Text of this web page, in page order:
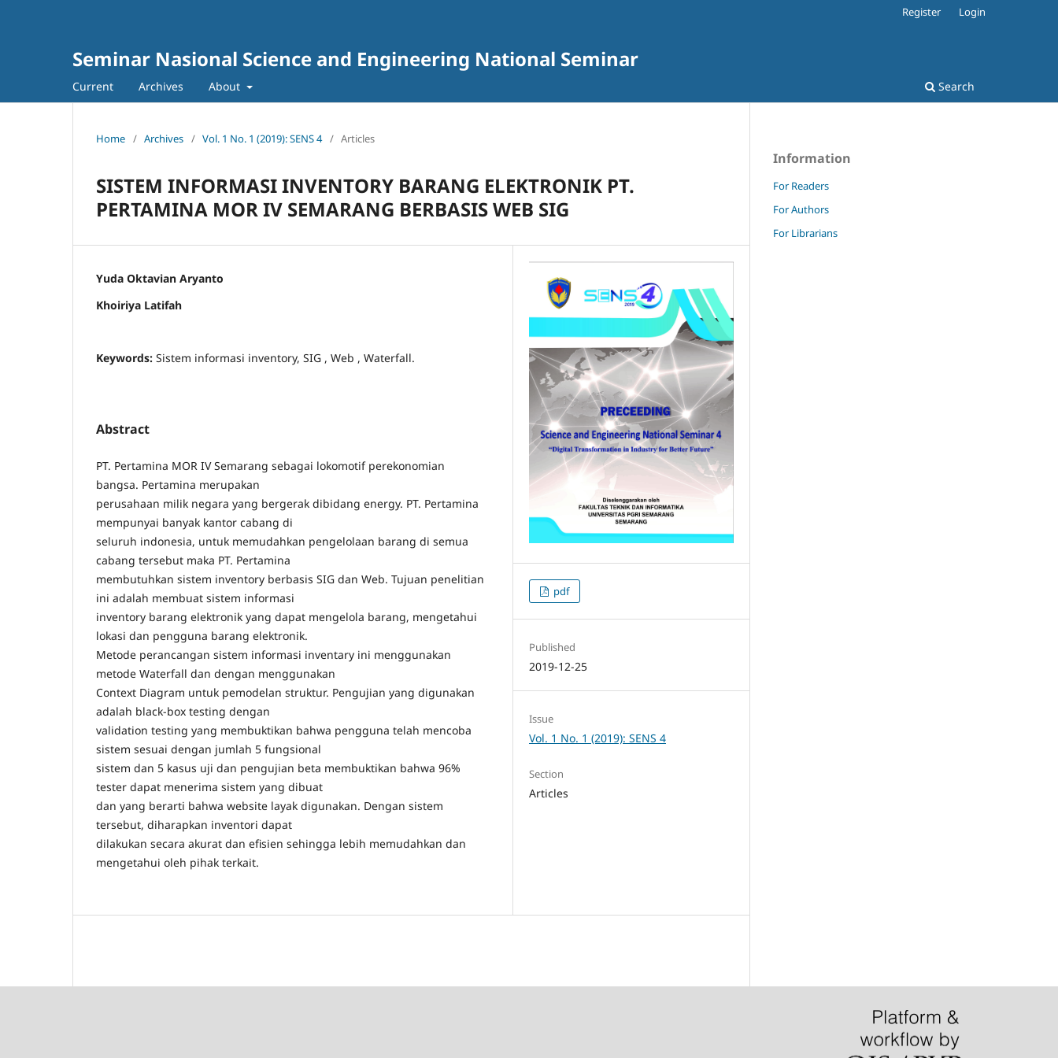
Seminar Nasional Science and Engineering National Seminar
Current Archives About Search
Register Login
Home / Archives / Vol. 1 No. 1 (2019): SENS 4 / Articles
SISTEM INFORMASI INVENTORY BARANG ELEKTRONIK PT.
PERTAMINA MOR IV SEMARANG BERBASIS WEB SIG
Yuda Oktavian Aryanto
Khoiriya Latifah
Keywords: Sistem informasi inventory, SIG , Web , Waterfall.
Abstract
PT. Pertamina MOR IV Semarang sebagai lokomotif perekonomian
bangsa. Pertamina merupakan
perusahaan milik negara yang bergerak dibidang energy. PT. Pertamina
mempunyai banyak kantor cabang di
seluruh indonesia, untuk memudahkan pengelolaan barang di semua
cabang tersebut maka PT. Pertamina
membutuhkan sistem inventory berbasis SIG dan Web. Tujuan penelitian
ini adalah membuat sistem informasi
inventory barang elektronik yang dapat mengelola barang, mengetahui
lokasi dan pengguna barang elektronik.
Metode perancangan sistem informasi inventary ini menggunakan
metode Waterfall dan dengan menggunakan
Context Diagram untuk pemodelan struktur. Pengujian yang digunakan
adalah black-box testing dengan
validation testing yang membuktikan bahwa pengguna telah mencoba
sistem sesuai dengan jumlah 5 fungsional
sistem dan 5 kasus uji dan pengujian beta membuktikan bahwa 96%
tester dapat menerima sistem yang dibuat
dan yang berarti bahwa website layak digunakan. Dengan sistem
tersebut, diharapkan inventori dapat
dilakukan secara akurat dan efisien sehingga lebih memudahkan dan
mengetahui oleh pihak terkait.
pdf
Published
2019-12-25
Issue
Vol. 1 No. 1 (2019): SENS 4
Section
Articles
Information
For Readers
For Authors
For Librarians